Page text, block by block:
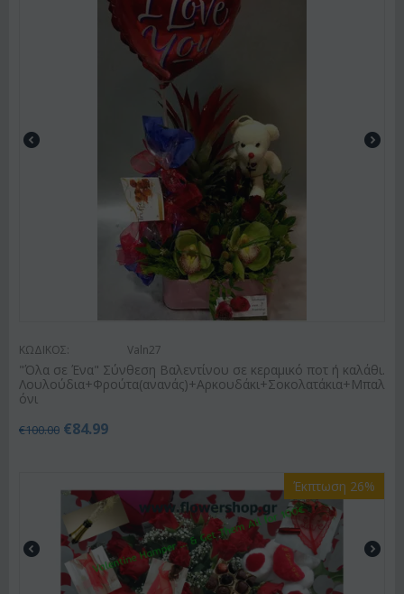
ΚΩΔΙΚΟΣ: Valn27
"Όλα σε Ένα" Σύνθεση Βαλεντίνου σε κεραμικό ποτ ή καλάθι.
Λουλούδια+Φρούτα(ανανάς)+Αρκουδάκι+Σοκολατάκια+Μπαλ
όνι
€100.00 €84.99
Έκπτωση 26%